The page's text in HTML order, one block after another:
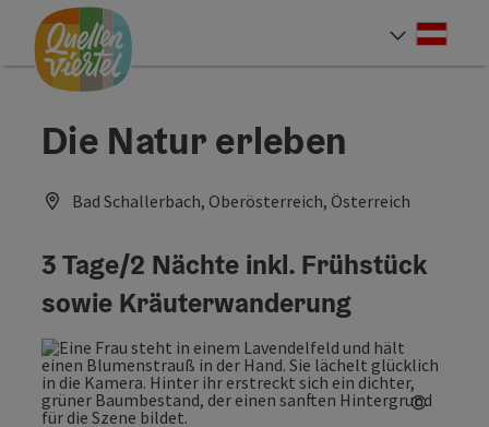
Zum Inhalt
Zur Navigation
Zum Seitenanfang
Die Natur erleben
Bad Schallerbach, Oberösterreich, Österreich
3 Tage/2 Nächte inkl. Frühstück
sowie Kräuterwanderung
©